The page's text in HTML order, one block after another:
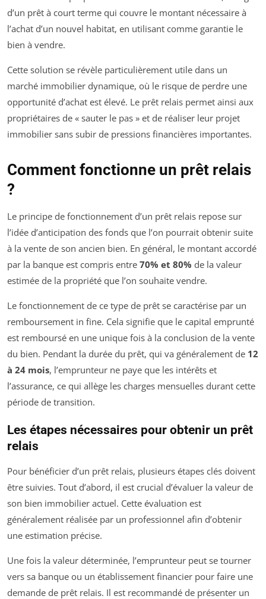
d’un prêt à court terme qui couvre le montant nécessaire à
l’achat d’un nouvel habitat, en utilisant comme garantie le
bien à vendre.
Cette solution se révèle particulièrement utile dans un
marché immobilier dynamique, où le risque de perdre une
opportunité d’achat est élevé. Le prêt relais permet ainsi aux
propriétaires de « sauter le pas » et de réaliser leur projet
immobilier sans subir de pressions financières importantes.
Comment fonctionne un prêt relais
?
Le principe de fonctionnement d’un prêt relais repose sur
l’idée d’anticipation des fonds que l’on pourrait obtenir suite
à la vente de son ancien bien. En général, le montant accordé
par la banque est compris entre 70% et 80% de la valeur
estimée de la propriété que l’on souhaite vendre.
Le fonctionnement de ce type de prêt se caractérise par un
remboursement in fine. Cela signifie que le capital emprunté
est remboursé en une unique fois à la conclusion de la vente
du bien. Pendant la durée du prêt, qui va généralement de 12
à 24 mois, l’emprunteur ne paye que les intérêts et
l’assurance, ce qui allège les charges mensuelles durant cette
période de transition.
Les étapes nécessaires pour obtenir un prêt
relais
Pour bénéficier d’un prêt relais, plusieurs étapes clés doivent
être suivies. Tout d’abord, il est crucial d’évaluer la valeur de
son bien immobilier actuel. Cette évaluation est
généralement réalisée par un professionnel afin d’obtenir
une estimation précise.
Une fois la valeur déterminée, l’emprunteur peut se tourner
vers sa banque ou un établissement financier pour faire une
demande de prêt relais. Il est recommandé de présenter un